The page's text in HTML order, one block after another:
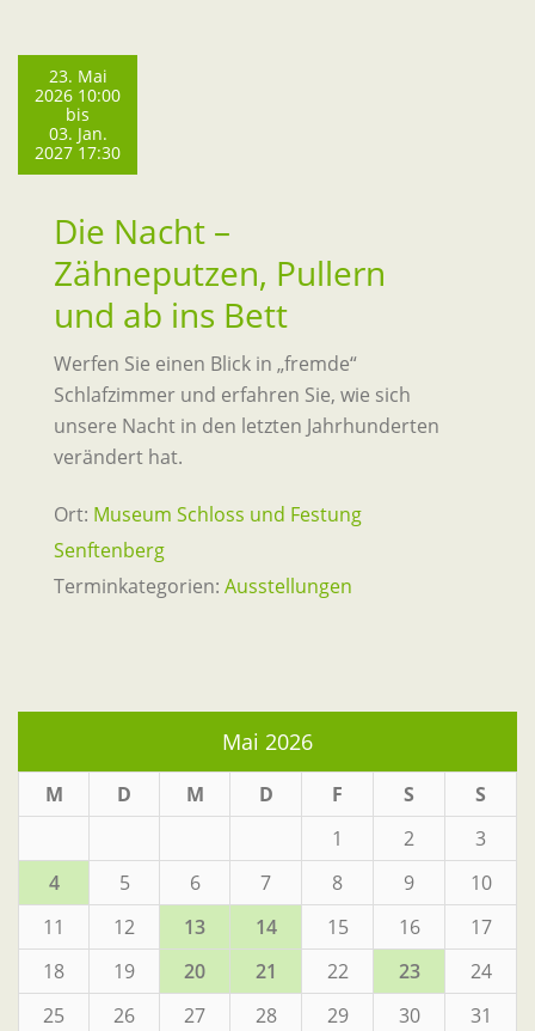
23. Mai
2026 10:00
bis
03. Jan.
2027 17:30
Die Nacht –
Zähneputzen, Pullern
und ab ins Bett
Werfen Sie einen Blick in „fremde“
Schlafzimmer und erfahren Sie, wie sich
unsere Nacht in den letzten Jahrhunderten
verändert hat.
Ort: Museum Schloss und Festung
Senftenberg
Terminkategorien: Ausstellungen
Mai 2026
M D M D F S
S
1
2
3
4
5 6 7 8 9
10
11
12 13 14 15 16
17
18
19 20 21 22 23
24
25
26 27 28 29 30
31